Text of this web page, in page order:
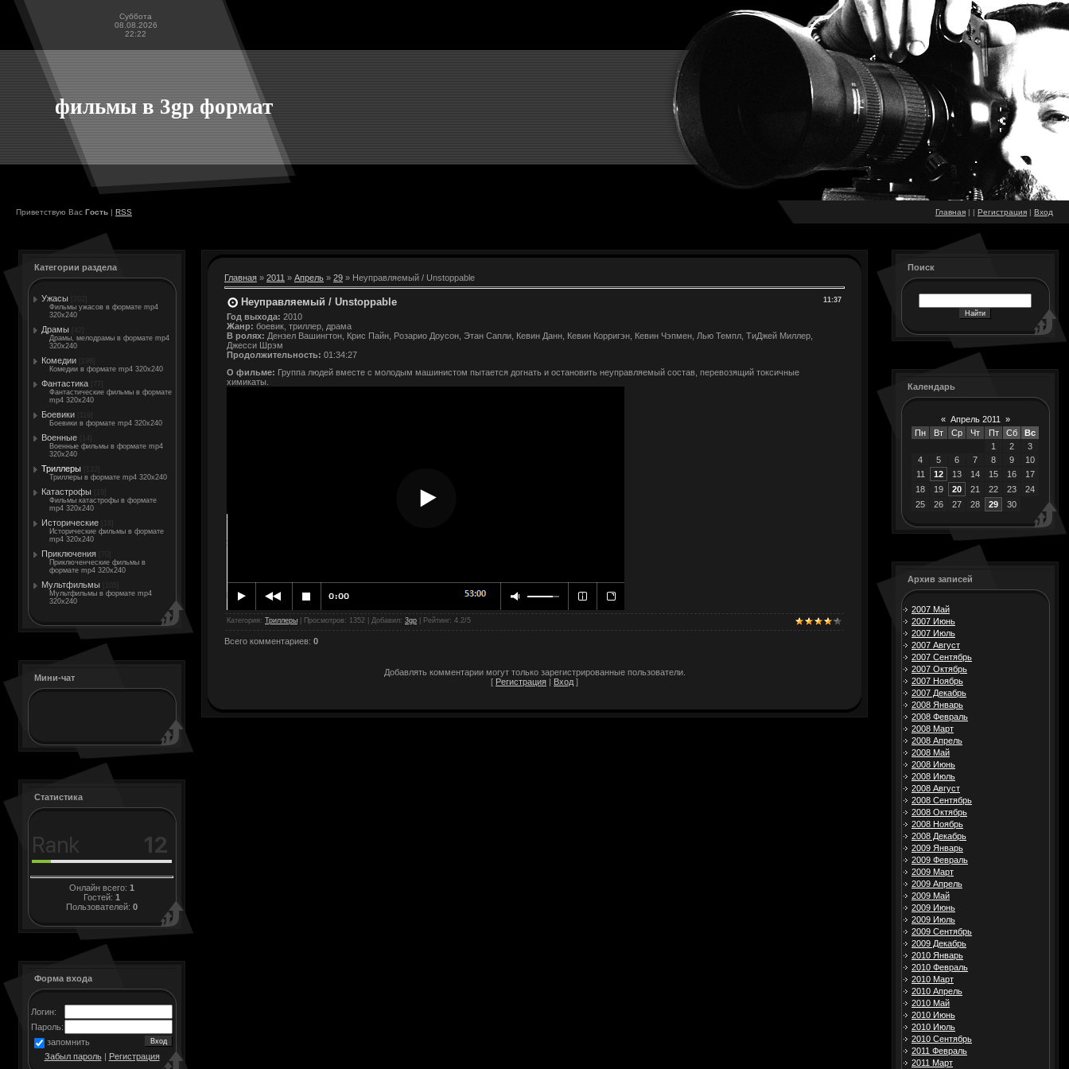
Суббота
08.08.2026
22:22
фильмы в 3gp формат
Приветствую Вас Гость | RSS Главная | | Регистрация | Вход
Категории раздела
Ужасы
Фильмы ужасов в формате mp4
320x240
Драмы
Драмы, мелодрамы в формате mp4
320x240
Комедии
Комедии в формате mp4 320x240
Фантастика
Фантастические фильмы в формате
mp4 320x240
Боевики
Боевики в формате mp4 320x240
Военные
Военные фильмы в формате mp4
320x240
Триллеры
Триллеры в формате mp4 320x240
Катастрофы
Фильмы катастрофы в формате
mp4 320x240
Исторические
Исторические фильмы в формате
mp4 320x240
Приключения
Приключенческие фильмы в
формате mp4 320x240
Мультфильмы
Мультфильмы в формате mp4
320x240
Мини-чат
Статистика
Онлайн всего: 1
Гостей: 1
Пользователей: 0
Форма входа
Логин:
Пароль:
запомнить
Забыл пароль| Регистрация
Главная » 2011 » Апрель » 29 » Неуправляемый / Unstoppable
11:37
Неуправляемый / Unstoppable
Год выхода: 2010
Жанр: боевик, триллер, драма
В ролях: Дензел Вашингтон, Крис Пайн, Розарио Доусон, Этан Сапли, Кевин Данн, Кевин Корригэн, Кевин Чэпмен, Лью Темпл, ТиДжей Миллер,
Джесси Шрэм
Продолжительность: 01:34:27
О фильме: Группа людей вместе с молодым машинистом пытается догнать и остановить неуправляемый состав, перевозящий токсичные
химикаты.
Категория : Триллеры Просмотров: 1352 | Добавил: 3gp Рейтинг: 4.2/5
Всего комментариев: 0
Добавлять комментарии могут только зарегистрированные пользователи.
[ Регистрация | Вход ]
Поиск
Календарь
« Апрель 2011
»
Пн
Вт Ср Чт Пт Сб
Вс
1
2
3
4
5 6 7 8 9
10
11
12 13 14 15 16
17
18
19 20 21 22 23
24
25
26 27 28 29 30
Архив записей
2007 Май
2007 Июнь
2007 Июль
2007 Август
2007 Сентябрь
2007 Октябрь
2007 Ноябрь
2007 Декабрь
2008 Январь
2008 Февраль
2008 Март
2008 Апрель
2008 Май
2008 Июнь
2008 Июль
2008 Август
2008 Сентябрь
2008 Октябрь
2008 Ноябрь
2008 Декабрь
2009 Январь
2009 Февраль
2009 Март
2009 Апрель
2009 Май
2009 Июнь
2009 Июль
2009 Сентябрь
2009 Декабрь
2010 Январь
2010 Февраль
2010 Март
2010 Апрель
2010 Май
2010 Июнь
2010 Июль
2010 Сентябрь
2011 Февраль
2011 Март